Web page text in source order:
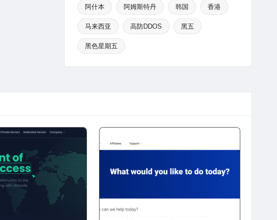
阿什本 阿姆斯特丹 韩国 香港
马来西亚 高防DDOS 黑五
黑色星期五